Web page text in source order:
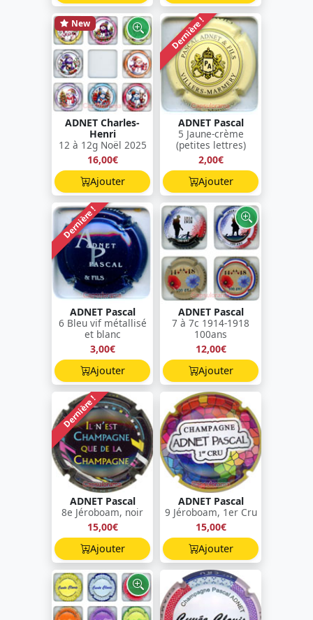
New
ADNET Charles-
Henri
12 à 12g Noël 2025
16,00€
Ajouter
Dernière !
ADNET Pascal
5 Jaune-crème
(petites lettres)
2,00€
Ajouter
Dernière !
ADNET Pascal
6 Bleu vif métallisé
et blanc
3,00€
Ajouter
ADNET Pascal
7 à 7c 1914-1918
100ans
12,00€
Ajouter
Dernière !
ADNET Pascal
8e Jéroboam, noir
15,00€
Ajouter
ADNET Pascal
9 Jéroboam, 1er Cru
15,00€
Ajouter